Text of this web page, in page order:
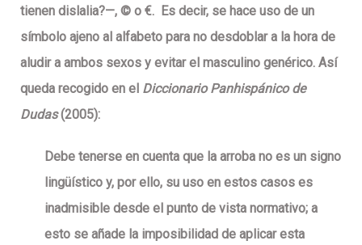
tienen dislalia?—, © o €. Es decir, se hace uso de un
símbolo ajeno al alfabeto para no desdoblar a la hora de
aludir a ambos sexos y evitar el masculino genérico. Así
queda recogido en el Diccionario Panhispánico de
Dudas(2005):
Debe tenerse en cuenta que la arroba no es un signo
lingüístico y, por ello, su uso en estos casos es
inadmisible desde el punto de vista normativo; a
esto se añade la imposibilidad de aplicar esta